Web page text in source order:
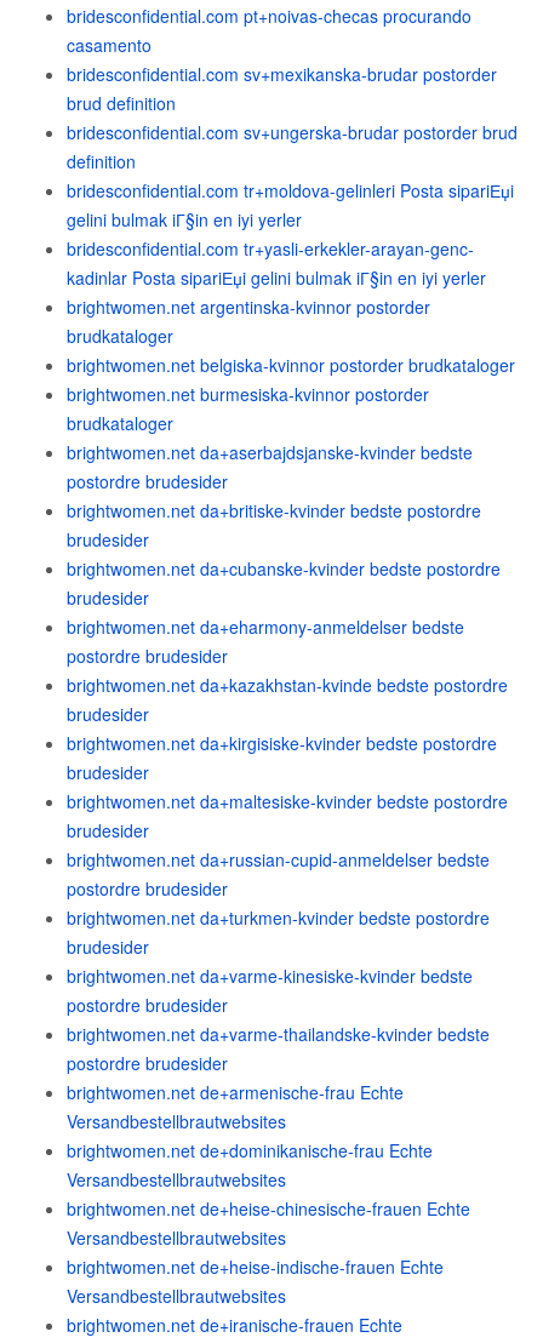
bridesconfidential.com pt+noivas-checas procurando
casamento
bridesconfidential.com sv+mexikanska-brudar postorder
brud definition
bridesconfidential.com sv+ungerska-brudar postorder brud
definition
bridesconfidential.com tr+moldova-gelinleri Posta sipariЕџi
gelini bulmak iГ§in en iyi yerler
bridesconfidential.com tr+yasli-erkekler-arayan-genc-
kadinlar Posta sipariЕџi gelini bulmak iГ§in en iyi yerler
brightwomen.net argentinska-kvinnor postorder
brudkataloger
brightwomen.net belgiska-kvinnor postorder brudkataloger
brightwomen.net burmesiska-kvinnor postorder
brudkataloger
brightwomen.net da+aserbajdsjanske-kvinder bedste
postordre brudesider
brightwomen.net da+britiske-kvinder bedste postordre
brudesider
brightwomen.net da+cubanske-kvinder bedste postordre
brudesider
brightwomen.net da+eharmony-anmeldelser bedste
postordre brudesider
brightwomen.net da+kazakhstan-kvinde bedste postordre
brudesider
brightwomen.net da+kirgisiske-kvinder bedste postordre
brudesider
brightwomen.net da+maltesiske-kvinder bedste postordre
brudesider
brightwomen.net da+russian-cupid-anmeldelser bedste
postordre brudesider
brightwomen.net da+turkmen-kvinder bedste postordre
brudesider
brightwomen.net da+varme-kinesiske-kvinder bedste
postordre brudesider
brightwomen.net da+varme-thailandske-kvinder bedste
postordre brudesider
brightwomen.net de+armenische-frau Echte
Versandbestellbrautwebsites
brightwomen.net de+dominikanische-frau Echte
Versandbestellbrautwebsites
brightwomen.net de+heise-chinesische-frauen Echte
Versandbestellbrautwebsites
brightwomen.net de+heise-indische-frauen Echte
Versandbestellbrautwebsites
brightwomen.net de+iranische-frauen Echte